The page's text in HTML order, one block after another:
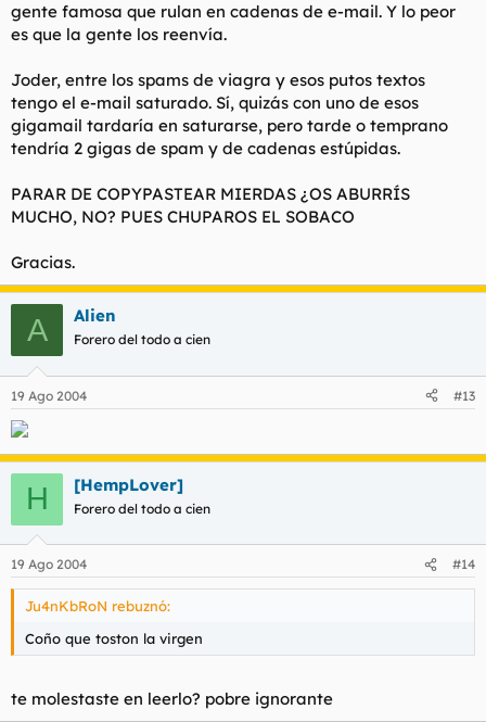
Nadie te recordará por tus pensamientos secretos. Pide al
amigos y seres queridos cuanto te importan."
gente famosa que rulan en cadenas de e-mail. Y lo peor
es que la gente los reenvía.
Joder, entre los spams de viagra y esos putos textos
tengo el e-mail saturado. Sí, quizás con uno de esos
gigamail tardaría en saturarse, pero tarde o temprano
tendría 2 gigas de spam y de cadenas estúpidas.
PARAR DE COPYPASTEAR MIERDAS ¿OS ABURRÍS
MUCHO, NO? PUES CHUPAROS EL SOBACO
Gracias.
A Alien
Forero del todo a cien
19 Ago 2004 #13
H [HempLover]
Forero del todo a cien
19 Ago 2004 #14
Ju4nKbRoN rebuznó:
Coño que toston la virgen
te molestaste en leerlo? pobre ignorante